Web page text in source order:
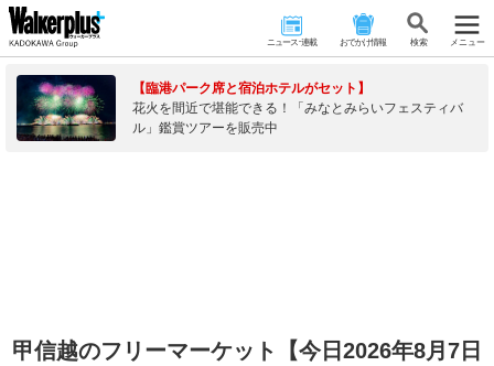
ニュース･連載 おでかけ情報 検 索 メニュー
【臨港パーク席と宿泊ホテルがセット】
花火を間近で堪能できる！「みなとみらいフェスティバ
ル」鑑賞ツアーを販売中
甲信越のフリーマーケット【今日2026年8月7日